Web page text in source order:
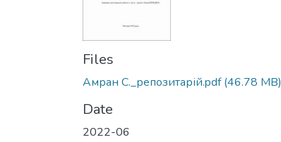
Files
Амран С._репозитарій.pdf(46.78 MB)
Date
2022-06